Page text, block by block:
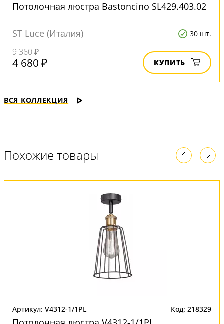
Потолочная люстра Bastoncino SL429.403.02
ST Luce (Италия) 30 шт.
9 360 ₽
4 680 ₽ КУПИТЬ
ВСЯ КОЛЛЕКЦИЯ
Похожие товары
Артикул: V4312-1/1PL Код: 218329